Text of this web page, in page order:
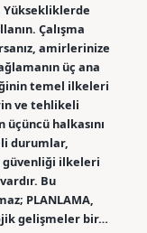
Yüksekliklerde
Çalışma
amirlerinize
üç ana
temel ilkeleri
ve tehlikeli
halkasını
durumlar,
güvenliği ilkeleri
Bu
PLANLAMA,
gelişmeler bir…